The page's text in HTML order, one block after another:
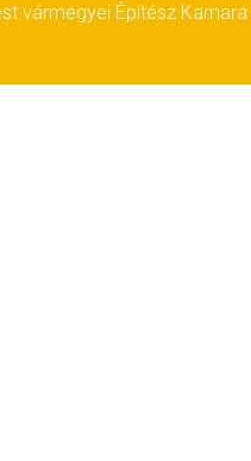
vármegyei Építész